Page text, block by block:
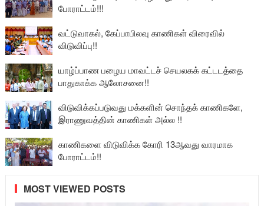
போராட்டம்!!!
வட்டுவாகல், கேப்பாபிலவு காணிகள் விரைவில்
விடுவிப்பு!!
யாழ்ப்பாண பழைய மாவட்டச் செயலகக் கட்டடத்தை
பாதுகாக்க ஆலோசனை!!
விடுவிக்கப்படுவது மக்களின் சொந்தக் காணிகளே,
இராணுவத்தின் காணிகள் அல்ல !!
காணிகளை விடுவிக்க கோரி 13ஆவது வாரமாக
போராட்டம்!!
MOST VIEWED POSTS